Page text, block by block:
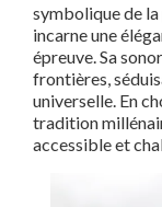
symbolique de
incarne une
épreuve. Sa
frontières,
universelle. En
tradition
accessible et